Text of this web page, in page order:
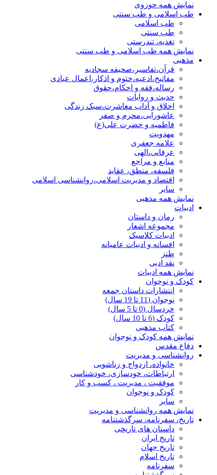
نمایش همه حوزوی
طب اسلامی و طب سنتی
طب اسلامی
طب سنتی
تغذیه، تندرستی
نمایش همه طب اسلامی و طب سنتی
مذهبی
قرآن،تفاسیر،صحیفه سجادیه
مفاتیح،ادعیه،ختوم و اذکار،اعمال عبادی
رساله،فقه و احکام،حقوق
حدیث و روایات
اخلاق و آداب معاشرت،سبک زندگی
عاشورایی،محرم و صفر
فاطمیه و حضرت علی(ع)
مهدویت
علامه جعفری
عرفانی،الهی
منابع و مراجع
فلسفه، منطق، عقاید
اقتصاد و مدیریت اسلامی،روانشناسی اسلامی
سایر
نمایش همه مذهبی
ادبیات
رمان و داستان
مجموعه اشعار
ادبیات کلاسیک
افسانه و ادبیات عامیانه
طنز
نقد ادبی
نمایش همه ادبیات
کودک و نوجوان
انتشارات داستان جمعه
نوجوان (11 تا 19 سال)
خردسال (0 تا 5 سال)
کودک (6 تا 10 سال)
کتاب مذهبی
نمایش همه کودک و نوجوان
دفاع مقدس
روانشناسی و مدیریت
خانواده، ازدواج و زناشویی
ارتباطات، خودسازی، خودشناسی
موفقیت ، مدیریت ، کسب و کار
کودک و نوجوان
سایر
نمایش همه روانشناسی و مدیریت
تاریخ، سفرنامه، سرگذشتنامه
داستان های تاریخی
تاریخ ایران
تاریخ جهان
تاریخ اسلام
سفرنامه